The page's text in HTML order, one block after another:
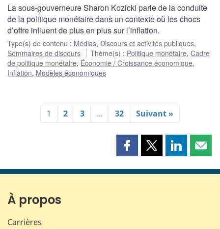
La sous-gouverneure Sharon Kozicki parle de la conduite
de la politique monétaire dans un contexte où les chocs
d’offre influent de plus en plus sur l’inflation.
Type(s) de contenu : Médias, Discours et activités publiques,
Sommaires de discours
Thème(s) : Politique monétaire,Cadre
de politique monétaire, Économie / Croissance économique,
Inflation, Modèles économiques
1 2 3 … 32 Suivant »
Partager
page
Partager
page
Partager
page page
À propos
Carrières